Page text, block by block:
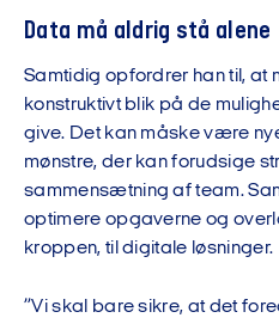
Data må aldrig stå alene
Samtidig opfordrer han til, at
konstruktivt blik på de
give. Det kan måske være
mønstre, der kan forudsige
sammensætning af team.
optimere opgaverne og
kroppen, til digitale løsninger.
”Vi skal bare sikre, at det